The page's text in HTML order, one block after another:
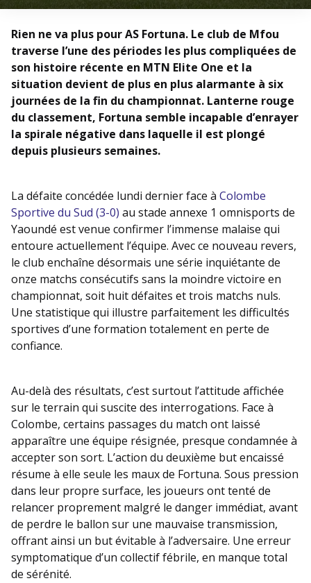
Rien ne va plus pour AS Fortuna. Le club de Mfou
traverse l’une des périodes les plus compliquées de
son histoire récente en MTN Elite One et la
situation devient de plus en plus alarmante à six
journées de la fin du championnat. Lanterne rouge
du classement, Fortuna semble incapable d’enrayer
la spirale négative dans laquelle il est plongé
depuis plusieurs semaines.
La défaite concédée lundi dernier face à Colombe
Sportive du Sud (3-0) au stade annexe 1 omnisports de
Yaoundé est venue confirmer l’immense malaise qui
entoure actuellement l’équipe. Avec ce nouveau revers,
le club enchaîne désormais une série inquiétante de
onze matchs consécutifs sans la moindre victoire en
championnat, soit huit défaites et trois matchs nuls.
Une statistique qui illustre parfaitement les difficultés
sportives d’une formation totalement en perte de
confiance.
Au-delà des résultats, c’est surtout l’attitude affichée
sur le terrain qui suscite des interrogations. Face à
Colombe, certains passages du match ont laissé
apparaître une équipe résignée, presque condamnée à
accepter son sort. L’action du deuxième but encaissé
résume à elle seule les maux de Fortuna. Sous pression
dans leur propre surface, les joueurs ont tenté de
relancer proprement malgré le danger immédiat, avant
de perdre le ballon sur une mauvaise transmission,
offrant ainsi un but évitable à l’adversaire. Une erreur
symptomatique d’un collectif fébrile, en manque total
de sérénité.